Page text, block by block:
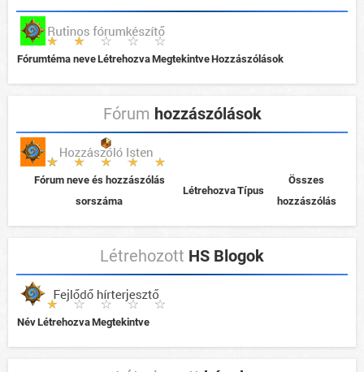
Fórumtéma neveLétrehozvaMegtekintveHozzászólások
Fórum hozzászólások
Fórum neve és hozzászólás
sorszáma
LétrehozvaTípus
Összes
hozzászólás
Létrehozott HS Blogok
NévLétrehozvaMegtekintve